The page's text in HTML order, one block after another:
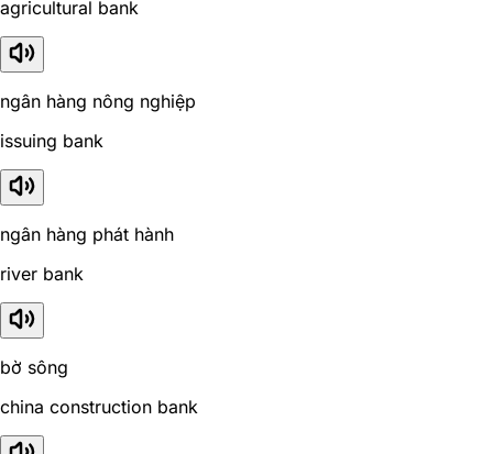
agricultural bank
ngân hàng nông nghiệp
issuing bank
ngân hàng phát hành
river bank
bờ sông
china construction bank